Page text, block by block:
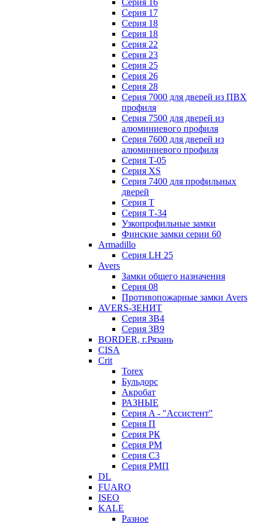
Серия 16
Серия 17
Серия 18
Серия 18
Серия 22
Серия 23
Серия 25
Серия 26
Серия 28
Серия 7000 для дверей из ПВХ
профиля
Серия 7500 для дверей из
алюминиевого профиля
Серия 7600 для дверей из
алюминиевого профиля
Серия T-05
Серия XS
Серия 7400 для профильных
дверей
Серия Т
Серия Т-34
Узкопрофильные замки
Финские замки серии 60
Armadillo
Серия LH 25
Avers
Замки общего назначения
Серия 08
Противопожарные замки Avers
AVERS-ЗЕНИТ
Серия ЗВ4
Серия ЗВ9
BORDER, г.Рязань
CISA
Crit
Torex
Бульдорс
Акробат
РАЗНЫЕ
Серия A - "Ассистент"
Серия П
Серия РК
Серия РМ
Серия С3
Серия РМП
DL
FUARO
ISEO
KALE
Разное